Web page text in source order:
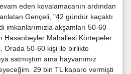
eden kovalamacanın ardından
Gençeli, "42 gündür kaçaktı
imkanlarımızla akşamları 50-60
Hasanbeyler Mahallesi Körtepeler
Orada 50-60 kişi ile birlikte
satmıştım ama hayvanımız
29 bin TL kaparo vermişti